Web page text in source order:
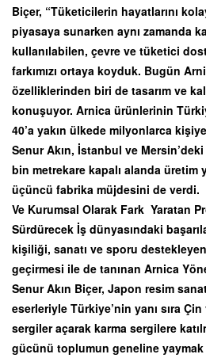
Biçer, “Tüketicilerin hayatlarını
piyasaya sunarken aynı zamanda
kullanılabilen, çevre ve tüketici
farkımızı ortaya koyduk. Bugün
özelliklerinden biri de tasarım ve
konuşuyor. Arnica ürünlerinin
40’a yakın ülkede milyonlarca
Senur Akın, İstanbul ve
bin metrekare kapalı alanda üretim
üçüncü fabrika müjdesini de verdi.
Ve Kurumsal Olarak Fark Yaratan
Sürdürecek İş dünyasındaki
kişiliği, sanatı ve sporu
geçirmesi ile de tanınan Arnica
Senur Akın Biçer, Japon resim
eserleriyle Türkiye’nin yanı sıra
sergiler açarak karma sergilere
gücünü toplumun geneline yaymak